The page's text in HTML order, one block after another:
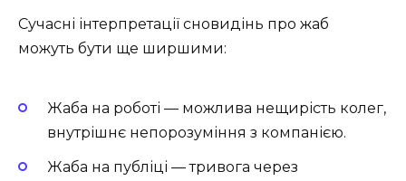
Сучасні інтерпретації сновидінь про жаб
можуть бути ще ширшими:
Жаба на роботі — можлива нещирість колег,
внутрішнє непорозуміння з компанією.
Жаба на публіці — тривога через